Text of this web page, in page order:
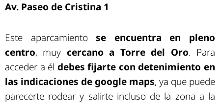
Av. Paseo de Cristina 1
Este aparcamientose encuentra en pleno
centro, muy cercano a Torre del Oro. Para
acceder a él debes fijarte con detenimiento en
las indicaciones de google maps, ya que puede
parecerte rodear y salirte incluso de la zona a la